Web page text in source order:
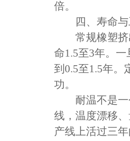
倍。
四、寿命与
常规橡塑挤出
命1.5至3年。
到0.5至1.5年。
功。
耐温不是一
线，温度漂移
产线上活过三